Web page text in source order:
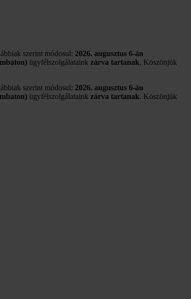
szerint módosul: 2026. augusztus 6-án
ügyfélszolgálataink zárva tartanak. Köszönjük
szerint módosul: 2026. augusztus 6-án
ügyfélszolgálataink zárva tartanak. Köszönjük